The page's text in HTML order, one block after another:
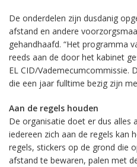
De onderdelen zijn dusdanig
afstand en andere
gehandhaafd. “Het programma
reeds aan de door het kabinet
EL CID/Vademecumcommissie.
die een jaar fulltime bezig zijn
Aan de regels houden
De organisatie doet er dus
iedereen zich aan de regels kan
regels, stickers op de grond die
afstand te bewaren, palen met